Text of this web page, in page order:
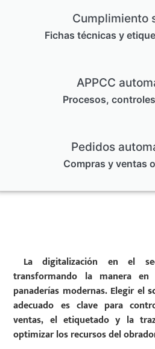
Cumplimiento
Fichas técnicas y
APPCC
Procesos,
Pedidos
Compras y ventas
La digitalización en el
transformando la manera
panaderías modernas. Elegir el
adecuado es clave para
ventas, el etiquetado y la
optimizar los recursos del